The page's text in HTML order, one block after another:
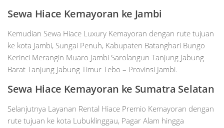
Sewa Hiace Kemayoran ke Jambi
Kemudian Sewa Hiace Luxury Kemayoran dengan rute tujuan
ke kota Jambi, Sungai Penuh, Kabupaten Batanghari Bungo
Kerinci Merangin Muaro Jambi Sarolangun Tanjung Jabung
Barat Tanjung Jabung Timur Tebo – Provinsi Jambi.
Sewa Hiace Kemayoran ke Sumatra Selatan
Selanjutnya Layanan Rental Hiace Premio Kemayoran dengan
rute tujuan ke kota Lubuklinggau, Pagar Alam hingga